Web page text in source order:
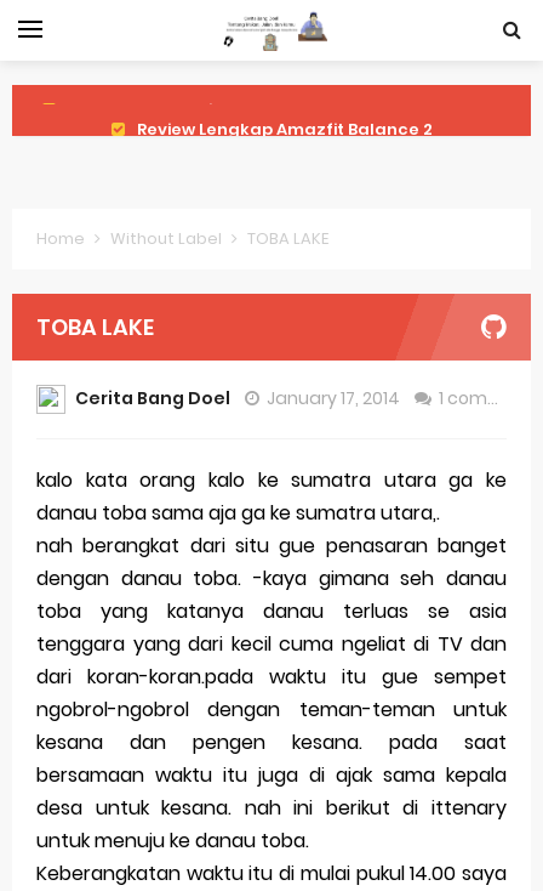
Review Lengkap Amazfit Balance 2
Review Lengkap Samsung Galaxy Watch 7
Perubahan Regulasi Merek Dagang
Sejarah Merek Dagang Terkenal
Evolusi Identitas Dagang
Review Lengkap Apple Watch Series 10
Merek Dagang dari Masa ke Masa
Perkembangan Merek Dagang Modern
Multinational Trademarks
Review Oppo Reno 15 Pro: Smartphone Premium
dengan Kamera 200MP dan Baterai Tahan Lama
Review Vivo V70 FE: Smartphone Fan Edition dengan
Fitur Flagship Harga Lebih Bersahabat
Home Without Label TOBA LAKE
TOBA LAKE
Cerita Bang Doel January 17, 2014 1 comment
kalo kata orang kalo ke sumatra utara ga ke
danau toba sama aja ga ke sumatra utara,.
nah berangkat dari situ gue penasaran banget
dengan danau toba. -kaya gimana seh danau
toba yang katanya danau terluas se asia
tenggara yang dari kecil cuma ngeliat di TV dan
dari koran-koran.pada waktu itu gue sempet
ngobrol-ngobrol dengan teman-teman untuk
kesana dan pengen kesana. pada saat
bersamaan waktu itu juga di ajak sama kepala
desa untuk kesana. nah ini berikut di ittenary
untuk menuju ke danau toba.
Keberangkatan waktu itu di mulai pukul 14.00 saya